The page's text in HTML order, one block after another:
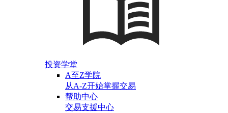
投资学堂
A至Z学院
从A-Z开始掌握交易
帮助中心
交易支援中心